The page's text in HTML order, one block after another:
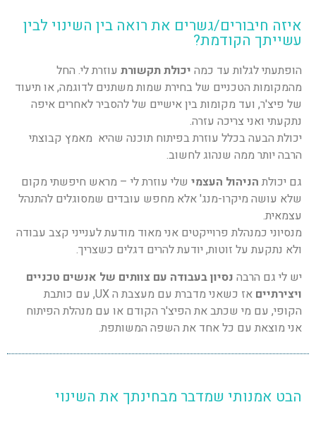
איזה חיבורים/גשרים את רואה בין השינוי לבין
עשייתך הקודמת?
הופתעתי לגלות עד כמה יכולת תקשורת עוזרת לי. החל
מהמקומות הטכניים של בחירת שמות משתנים לדוגמה, או תיעוד
של פיצ'ר, ועד מקומות בין אישיים של להסביר לאחרים איפה
נתקעתי ואני צריכה עזרה.
יכולת הבעה בכלל עוזרת בפיתוח תוכנה שהיא מאמץ קבוצתי
הרבה יותר ממה שנהוג לחשוב.
גם יכולת הניהול העצמי שלי עוזרת לי – מראש חיפשתי מקום
שלא עושה מיקרו-מנג' אלא מחפש עובדים שמסוגלים להתנהל
עצמאית.
מנסיוני כמנהלת פרוייקטים אני מאוד מודעת לענייני קצב עבודה
ולא נתקעת על זוטות, יודעת להרים דגלים כשצריך.
יש לי גם הרבה נסיון בעבודה עם צוותים של אנשים טכניים
ויצירתיים
אז כשאני מדברת עם מעצבת ה UX, עם כותבת
הקופי, עם מי שכתב את הפיצ'ר הקודם או עם מנהלת הפיתוח
אני מוצאת עם כל אחד את השפה המשותפת.
הבט אמנותי שמדבר מבחינתך את השינוי